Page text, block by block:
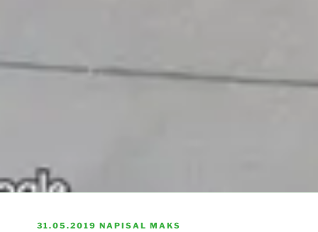
OBJAVLJENO
31.05.2019 NAPISALMAKS